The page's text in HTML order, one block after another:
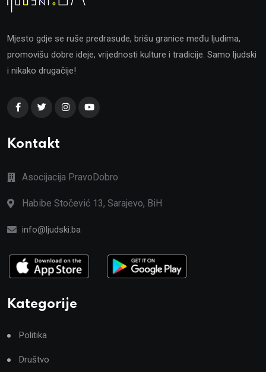
Mjesto gdje se ruše predrasude, brišu granice među ljudima,
promovišu dobre ideje, vrijednosti kulture i tradicije. Samo ljudski
i nikako drugačije!
Kontakt
Asocijacija PravoDobro
Habibe Stočević 13, Sarajevo, BiH
info@ljudski.ba
Kategorije
Politika
Društvo